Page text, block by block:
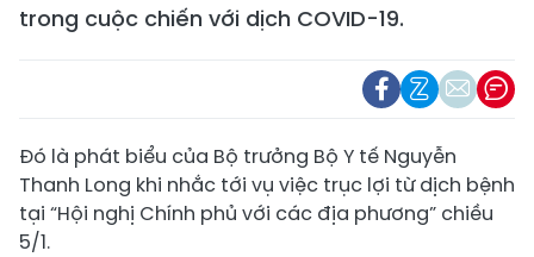
trong cuộc chiến với dịch COVID-19.
Đó là phát biểu của Bộ trưởng Bộ Y tế Nguyễn
Thanh Long khi nhắc tới vụ việc trục lợi từ dịch bệnh
tại “Hội nghị Chính phủ với các địa phương” chiều
5/1.